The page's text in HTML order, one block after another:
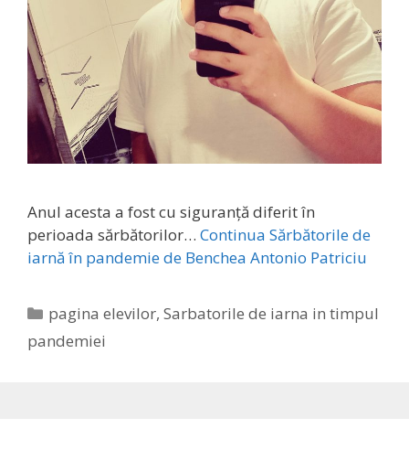
Anul acesta a fost cu siguranță diferit în
perioada sărbătorilor… Continua Sărbătorile de
iarnă în pandemie de Benchea Antonio Patriciu
Categories
pagina elevilor,Sarbatorile de iarna in timpul
pandemiei